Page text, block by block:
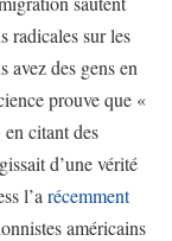
radicales sur les
avez des gens en
prouve que «
citant des
d’une vérité
l’a récemment
américains